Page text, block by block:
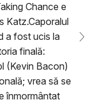
Chance e
Katz.Caporalul
a fost ucis la
finală:
(Kevin Bacon)
vrea să se
înmormântat